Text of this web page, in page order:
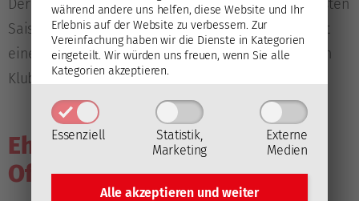
während andere uns helfen, diese Website und Ihr
Erlebnis auf der Website zu verbessern. Zur
Vereinfachung haben wir die Dienste in Kategorien
eingeteilt. Wir würden uns freuen, wenn Sie alle
Kategorien akzeptieren.
Essenziell
Statistik,
Marketing
Externe
Medien
Alle akzeptieren undweiter
Der Tscheche fing seine Pucks in den beiden jüngsten
Saisonen für das dänische Team Herlev und damit
einen vom Ex-Klagenfurter Patric Wener trainierten
Klub.
Ehemalige Rotjacken als
Offensivkräfte